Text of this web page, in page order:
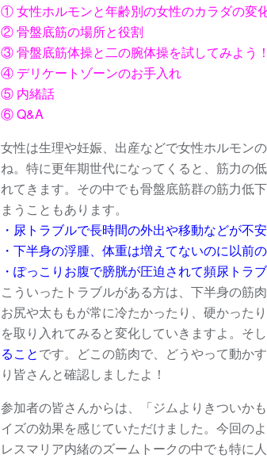
① 女性ホルモンと年齢別の女性のカラダの変
② 骨盤底筋の場所と役割
③ 骨盤底筋体操と二の腕体操を試してみよう！
④ デリケートゾーンのお手入れ
⑤ 内緒話
⑥ Q&A
女性は生理や妊娠、出産などで女性ホルモン
ね。特に更年期世代になってくると、筋力の
れてきます。その中でも骨盤底筋群の筋力低
まうこともあります。
・尿トラブルで長時間の外出や移動などが不
・下半身の浮腫、体重は増えてないのに以前
・ぽっこりお腹で膀胱が圧迫されて頻尿トラ
こういったトラブルがある方は、下半身の筋
お尻や太ももが常に冷たかったり、硬かった
を取り入れてみると変化していきますよ。そ
ることです。どこの筋肉で、どうやって動か
り皆さんと確認しましたよ！
参加者の皆さんからは、「ジムよりきついか
イズの効果を感じていただけました。今回の
レスマリア内緒のズームトークの中でも特に